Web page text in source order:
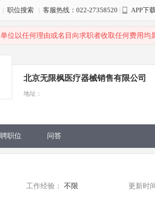
| 职位搜索 | 客服热线：022-27358520 | APP下
位以任何理由或名目向求职者收取任何费用
北京无限枫医疗器械销售有限公司
地址：
职位 问答
工作经验： 不限
更新时